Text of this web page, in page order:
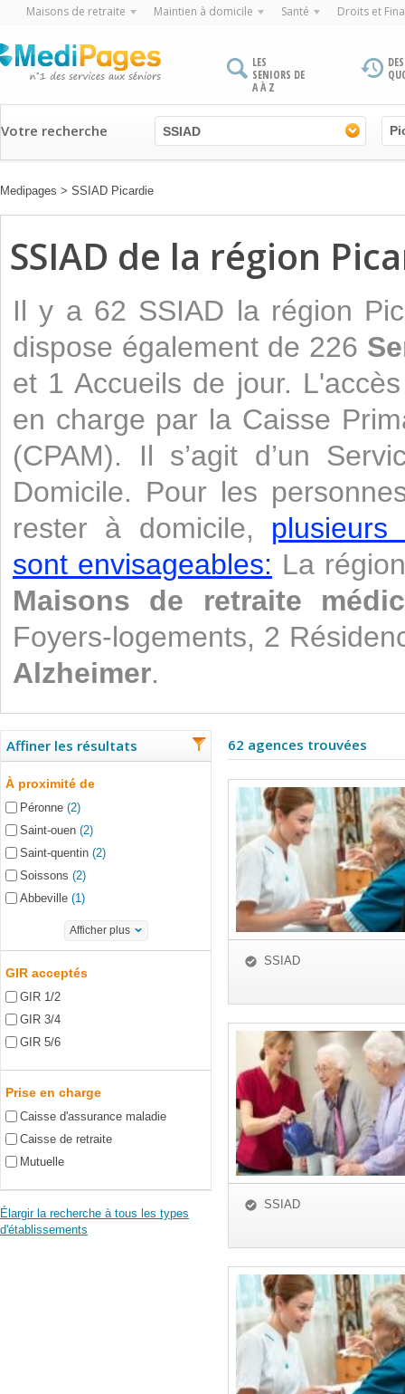
Maisons de retraite Maintien à domicile Santé Droits et
LES
SENIORS DE
A À Z
Votre recherche SSIAD
Medipages > SSIAD Picardie
SSIAD de la région
Il y a 62 SSIAD la région
dispose également de 226
et 1 Accueils de jour.
en charge par la Caisse
(CPAM). Il s’agit d’un
Domicile. Pour les
rester à domicile, plusieurs
sont envisageables: La
Maisons de retraite
Foyers-logements, 2
Alzheimer.
Affiner les résultats
À proximité de
Péronne (2)
Saint-ouen (2)
Saint-quentin (2)
Soissons (2)
Abbeville (1)
Afficher plus
GIR acceptés
GIR 1/2
GIR 3/4
GIR 5/6
Prise en charge
Caisse d'assurance maladie
Caisse de retraite
Mutuelle
Élargir la recherche à tous les types
d'établissements
62 agences trouvées
SSIAD
SSIAD